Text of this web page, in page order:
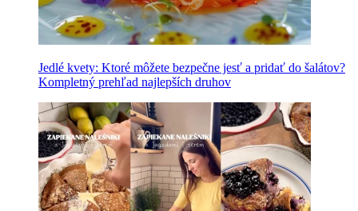
Jedlé kvety: Ktoré môžete bezpečne jesť a pridať do šalátov?
Kompletný prehľad najlepších druhov